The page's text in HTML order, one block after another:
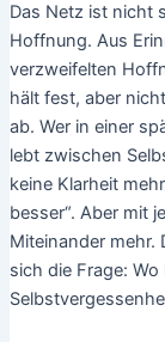
Das Netz ist nicht
Hoffnung. Aus
verzweifelten
hält fest, aber
ab. Wer in einer
lebt zwischen
keine Klarheit
besser“. Aber mit
Miteinander mehr.
sich die Frage: